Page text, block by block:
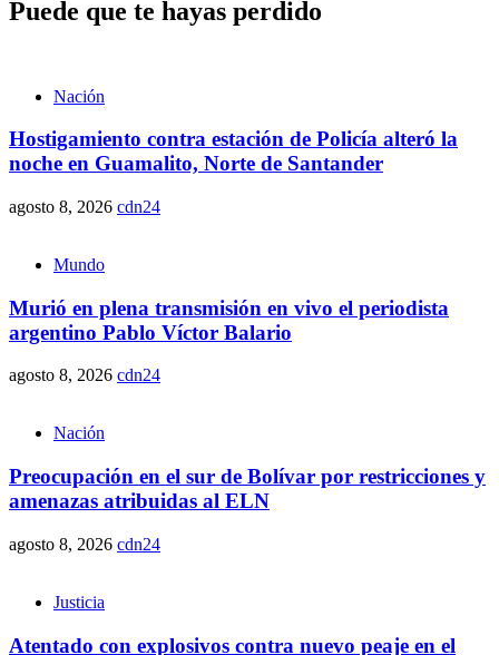
Puede que te hayas perdido
Nación
Hostigamiento contra estación de Policía alteró la
noche en Guamalito, Norte de Santander
agosto 8, 2026 cdn24
Mundo
Murió en plena transmisión en vivo el periodista
argentino Pablo Víctor Balario
agosto 8, 2026 cdn24
Nación
Preocupación en el sur de Bolívar por restricciones y
amenazas atribuidas al ELN
agosto 8, 2026 cdn24
Justicia
Atentado con explosivos contra nuevo peaje en el